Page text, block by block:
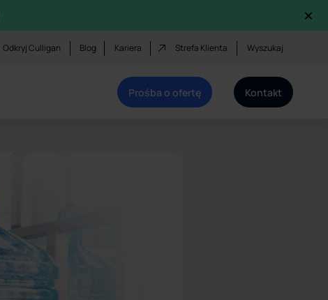
×
Odkryj Culligan Blog Kariera Strefa Klienta Wyszukaj
Prośba o ofertę Kontakt